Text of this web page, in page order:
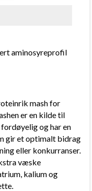
aminosyreprofil
mash for
er en kilde til
og har en
gir et optimalt bidrag
eller konkurranser.
væske
kalium og